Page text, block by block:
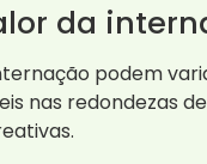
da
podem
nas redondezas